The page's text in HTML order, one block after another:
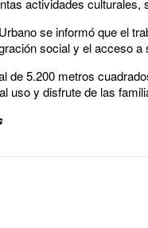
se informó que el
social y el acceso
de 5.200 metros
uso y disfrute de las